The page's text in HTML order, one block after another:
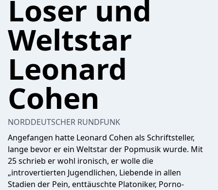
Loser und
Weltstar
Leonard
Cohen
NORDDEUTSCHER RUNDFUNK
Angefangen hatte Leonard Cohen als Schriftsteller,
lange bevor er ein Weltstar der Popmusik wurde. Mit
25 schrieb er wohl ironisch, er wolle die
„introvertierten Jugendlichen, Liebende in allen
Stadien der Pein, enttäuschte Platoniker, Porno-